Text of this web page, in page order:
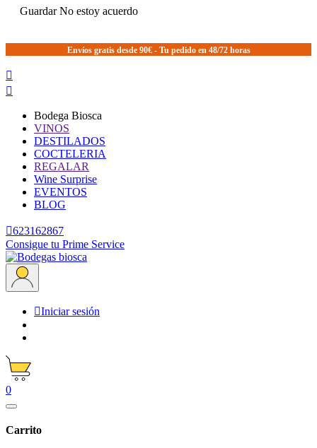
GuardarNo estoy acuerdo
Envíos gratis desde 90€ - Tu pedido en 48/72 horas


Bodega Biosca
VINOS
DESTILADOS
COCTELERIA
REGALAR
Wine Surprise
EVENTOS
BLOG
623162867
Consigue tu Prime Service
Iniciar sesión
0
Carrito